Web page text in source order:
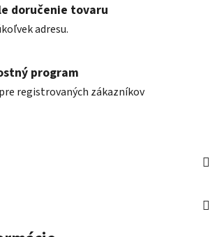
doručenie tovaru
adresu.
program
registrovaných zákazníkov